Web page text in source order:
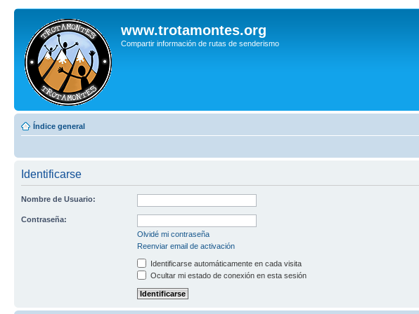
www.trotamontes.org
Compartir información de rutas de senderismo
Índice general
Identificarse
Nombre de Usuario:
Contraseña:
Olvidé mi contraseña
Reenviar email de activación
Identificarse automáticamente en cada visita
Ocultar mi estado de conexión en esta sesión